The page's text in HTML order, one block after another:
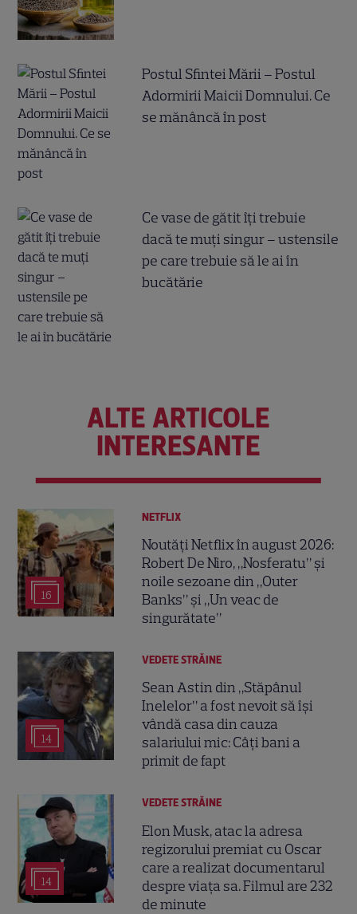
Postul Sfintei Mării – Postul
Adormirii Maicii Domnului. Ce
se mănâncă în post
Ce vase de gătit îți trebuie
dacă te muți singur – ustensile
pe care trebuie să le ai în
bucătărie
ALTE ARTICOLE
INTERESANTE
16
NETFLIX
Noutăți Netflix în august 2026:
Robert De Niro, „Nosferatu” și
noile sezoane din „Outer
Banks” și „Un veac de
singurătate”
14
VEDETE STRĂINE
Sean Astin din „Stăpânul
Inelelor” a fost nevoit să își
vândă casa din cauza
salariului mic: Câți bani a
primit de fapt
14
VEDETE STRĂINE
Elon Musk, atac la adresa
regizorului premiat cu Oscar
care a realizat documentarul
despre viața sa. Filmul are 232
de minute